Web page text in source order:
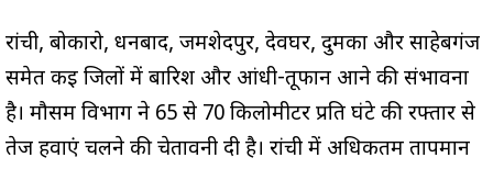
रांची, बोकारो, धनबाद, जमशेदपुर, देवघर, दुमका और साहेबगंज
समेत कई जिलों में बारिश और आंधी-तूफान आने की संभावना
है। मौसम विभाग ने 65 से 70 किलोमीटर प्रति घंटे की रफ्तार से
तेज हवाएं चलने की चेतावनी दी है। रांची में अधिकतम तापमान